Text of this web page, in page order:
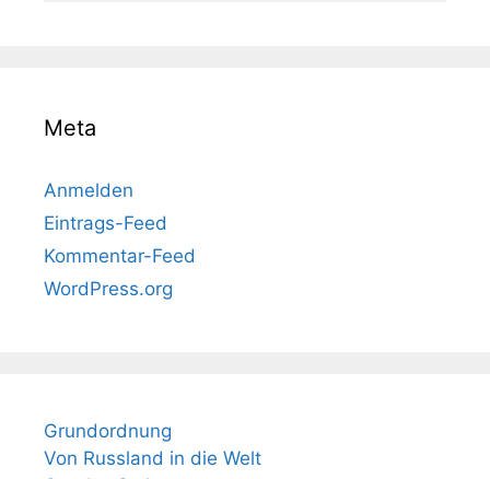
Meta
Anmelden
Eintrags-Feed
Kommentar-Feed
WordPress.org
Grundordnung
Von Russland in die Welt